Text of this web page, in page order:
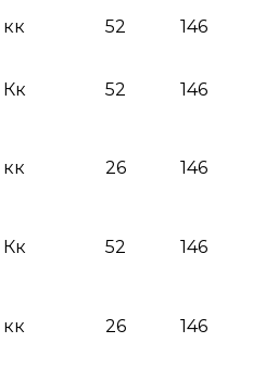
кк 52 146
Кк 52 146
кк 26 146
Кк 52 146
кк 26 146